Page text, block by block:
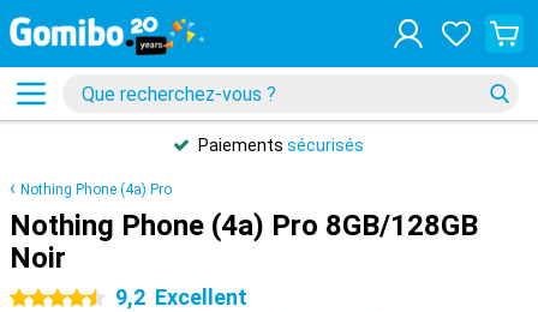
Paiements sécurisés
Nothing Phone (4a) Pro
Nothing Phone (4a) Pro 8GB/128GB
Noir
4.5 étoiles 9,2 Excellent